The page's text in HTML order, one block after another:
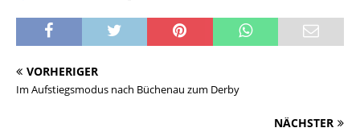
VORHERIGER
Im Aufstiegsmodus nach Büchenau zum Derby
NÄCHSTER